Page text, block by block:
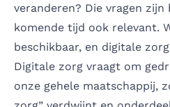
veranderen? Die vragen
komende tijd ook relevant.
beschikbaar, en digitale
Digitale zorg vraagt om
onze gehele maatschappij,